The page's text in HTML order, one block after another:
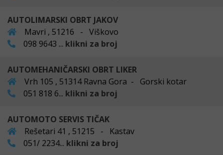
AUTOLIMARSKI OBRT JAKOV
Mavri , 51216 - Viškovo
098 9643 ... klikni za broj
AUTOMEHANIČARSKI OBRT LIKER
Vrh 105 , 51314 Ravna Gora - Gorski kotar
051 818 6... klikni za broj
AUTOMOTO SERVIS TIČAK
Rešetari 41 , 51215 - Kastav
051/ 2234... klikni za broj